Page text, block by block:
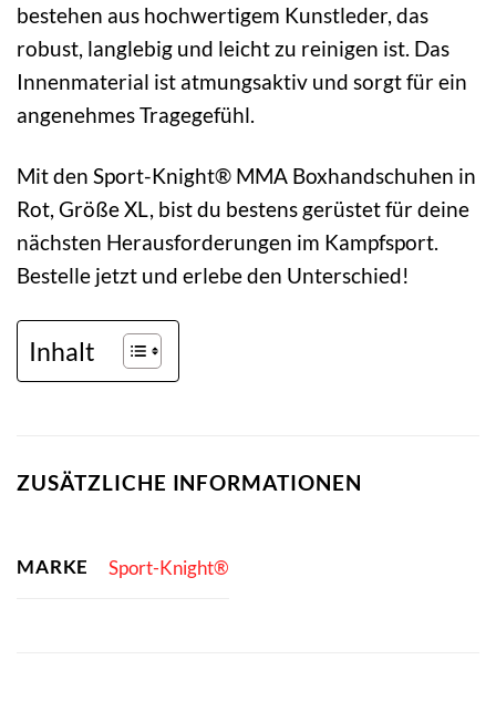
bestehen aus hochwertigem Kunstleder, das
robust, langlebig und leicht zu reinigen ist. Das
Innenmaterial ist atmungsaktiv und sorgt für ein
angenehmes Tragegefühl.
Mit den Sport-Knight® MMA Boxhandschuhen in
Rot, Größe XL, bist du bestens gerüstet für deine
nächsten Herausforderungen im Kampfsport.
Bestelle jetzt und erlebe den Unterschied!
Inhalt
ZUSÄTZLICHE INFORMATIONEN
MARKE Sport-Knight®